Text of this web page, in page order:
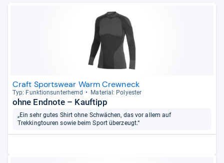
Craft Sportswear Warm Crewneck
Typ: Funk­ti­ons­un­ter­hemd Mate­rial: Poly­es­ter
ohne Endnote – Kauftipp
„Ein sehr gutes Shirt ohne Schwächen, das vor allem auf
Trekkingtouren sowie beim Sport überzeugt.“